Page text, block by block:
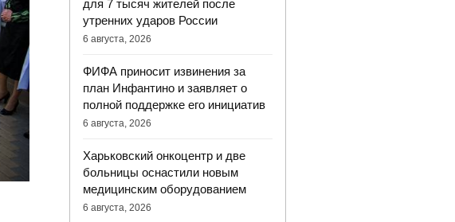
для 7 тысяч жителей после
утренних ударов России
6 августа, 2026
ФИФА приносит извинения за
план Инфантино и заявляет о
полной поддержке его инициатив
6 августа, 2026
Харьковский онкоцентр и две
больницы оснастили новым
медицинским оборудованием
6 августа, 2026